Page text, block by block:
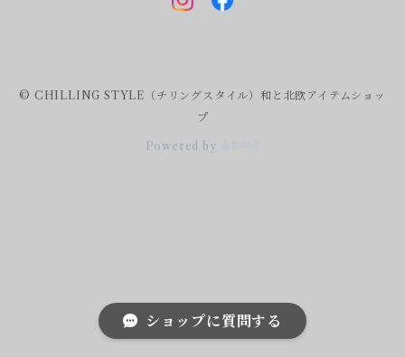
© CHILLING STYLE（チリングスタイル）和と北欧アイテムショッ
プ
Powered by
ショップに質問する